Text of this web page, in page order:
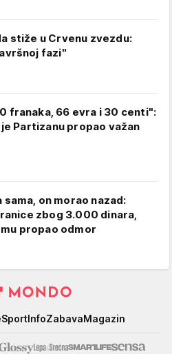
stiže u Crvenu zvezdu:
fazi"
franaka, 66 evra i 30 centi":
Partizanu propao važan
on morao nazad:
zbog 3.000 dinara,
propao odmor
SportInfoZabavaMagazin